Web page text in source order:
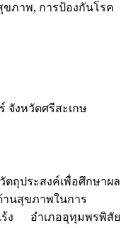
ขภาพ, การป้องกันโรค
จังหวัดศรีสะเกษ
ตถุประสงค์เพื่อศึกษาผล
านสุขภาพในการ
ง อำเภออุทุมพรพิสัย